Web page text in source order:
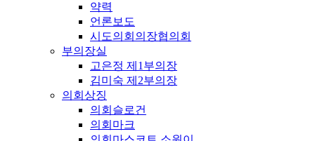
약력
언론보도
시도의회의장협의회
부의장실
고은정 제1부의장
김미숙 제2부의장
의회상징
의회슬로건
의회마크